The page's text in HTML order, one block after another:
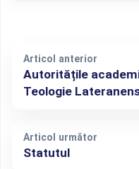
Articol anterior
Autoritățile
Teologie
Articol următor
Statutul